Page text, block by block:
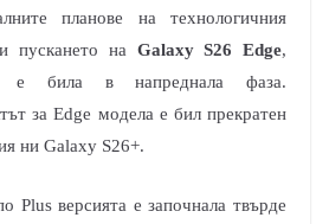
планове на технологичния
пускането на Galaxy S26 Edge,
е била в напреднала фаза.
за Edge модела е бил прекратен
ни Galaxy S26+.
Plus версията е започнала твърде